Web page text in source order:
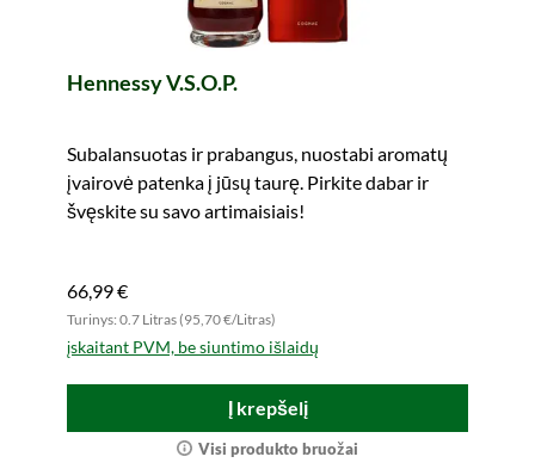
Hennessy V.S.O.P.
Subalansuotas ir prabangus, nuostabi aromatų
įvairovė patenka į jūsų taurę. Pirkite dabar ir
švęskite su savo artimaisiais!
66,99 €
Turinys: 0.7 Litras (95,70 €/Litras)
įskaitant PVM, be siuntimo išlaidų
Į krepšelį
Visi produkto bruožai